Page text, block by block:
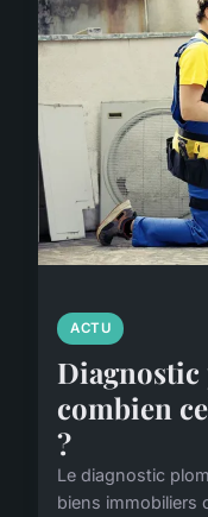
ACTU
Diagnostic
combien
?
Le diagnostic
biens immobiliers